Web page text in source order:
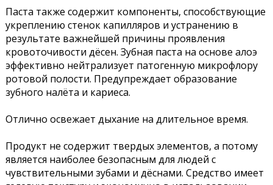
Паста также содержит компоненты, способствующие
укреплению стенок капилляров и устранению в
результате важнейшей причины проявления
кровоточивости дёсен. Зубная паста на основе алоэ
эффективно нейтрализует патогенную микрофлору
ротовой полости. Предупреждает образование
зубного налёта и кариеса.
Отлично освежает дыхание на длительное время.
Продукт не содержит твердых элементов, а потому
является наиболее безопасным для людей с
чувствительными зубами и дёснами. Средство имеет